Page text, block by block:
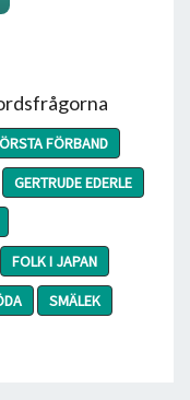
FÖRBAND
GERTRUDE EDERLE
FOLK I JAPAN
SMÄLEK